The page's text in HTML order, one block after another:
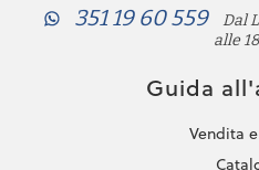
351 19 60 559
Dal
alle
Guida
Vendita